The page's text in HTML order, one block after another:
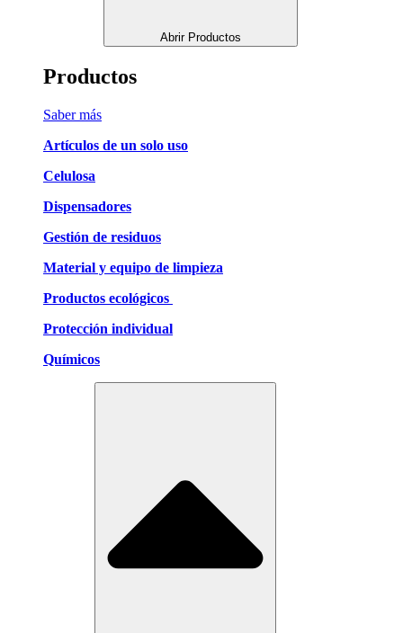
Abrir Productos
Productos
Saber más
Artículos de un solo uso
Celulosa
Dispensadores
Gestión de residuos
Material y equipo de limpieza
Productos ecológicos
Protección individual
Químicos